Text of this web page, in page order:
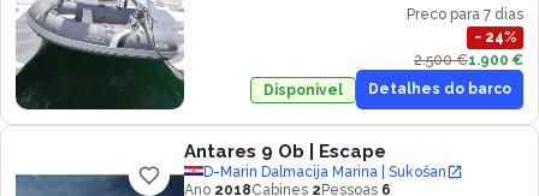
Preco para 7 dias
− 24%
2.500 €1.900 €
Disponivel
Detalhes do barco
Antares 9 Ob | Escape
D-Marin Dalmacija Marina | Sukošan
Ano 2018Cabines 2 Pessoas 6